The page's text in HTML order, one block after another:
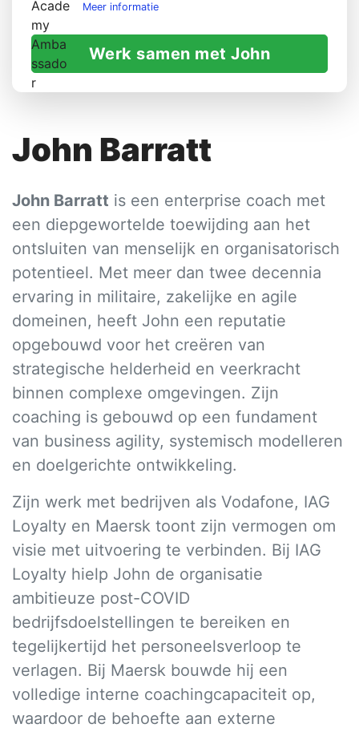
Meer informatie
Werk samen met John
John Barratt
John Barratt is een enterprise coach met
een diepgewortelde toewijding aan het
ontsluiten van menselijk en organisatorisch
potentieel. Met meer dan twee decennia
ervaring in militaire, zakelijke en agile
domeinen, heeft John een reputatie
opgebouwd voor het creëren van
strategische helderheid en veerkracht
binnen complexe omgevingen. Zijn
coaching is gebouwd op een fundament
van business agility, systemisch modelleren
en doelgerichte ontwikkeling.
Zijn werk met bedrijven als Vodafone, IAG
Loyalty en Maersk toont zijn vermogen om
visie met uitvoering te verbinden. Bij IAG
Loyalty hielp John de organisatie
ambitieuze post-COVID
bedrijfsdoelstellingen te bereiken en
tegelijkertijd het personeelsverloop te
verlagen. Bij Maersk bouwde hij een
volledige interne coachingcapaciteit op,
waardoor de behoefte aan externe